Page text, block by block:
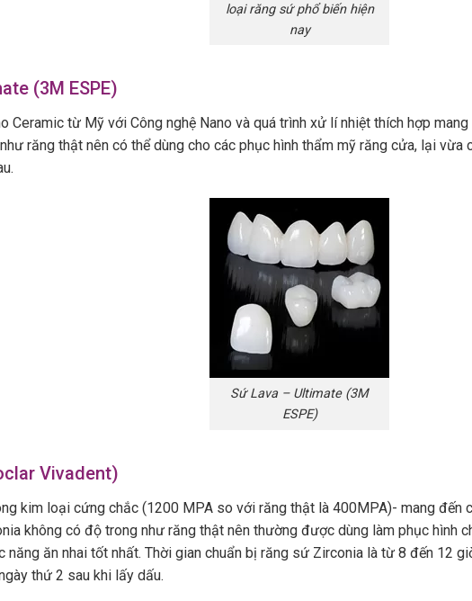
loại răng sứ phổ biến hiện
nay
(3M ESPE)
Ceramic từ Mỹ với Công nghệ Nano và quá trình xử lí nhiệt thích hợp
răng thật nên có thể dùng cho các phục hình thẩm mỹ răng cửa, lại vừa
Sứ Lava – Ultimate (3M
ESPE)
Vivadent)
kim loại cứng chắc (1200 MPA so với răng thật là 400MPA)- mang đến
không có độ trong như răng thật nên thường được dùng làm phục hình
năng ăn nhai tốt nhất. Thời gian chuẩn bị răng sứ Zirconia là từ 8 đến 12
thứ 2 sau khi lấy dấu.